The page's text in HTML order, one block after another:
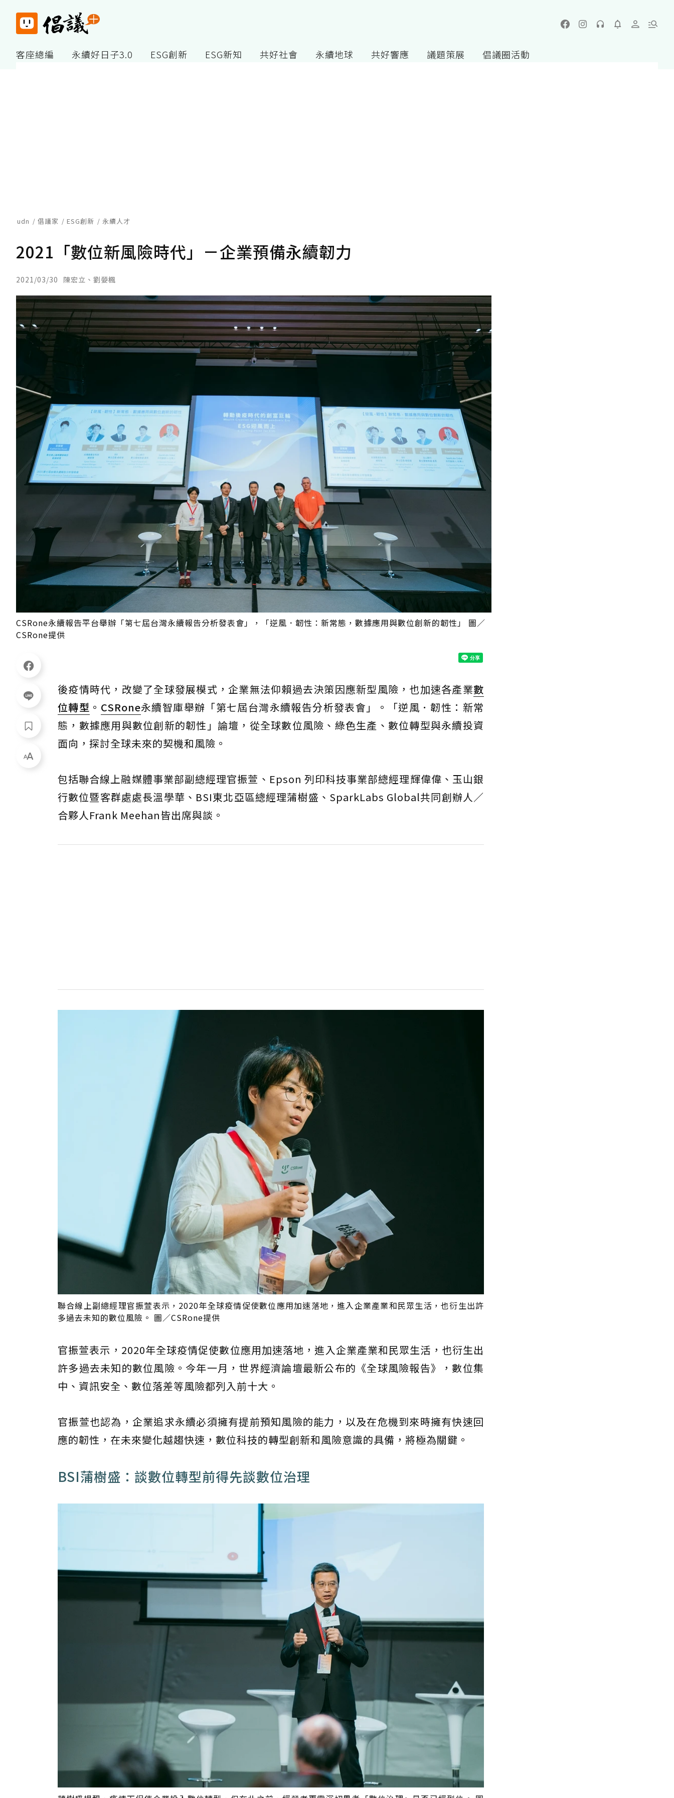
客座總編 永續好日子3.0 ESG創新 ESG新知 共好社會 永續地球 共好響應 議題策展 倡議圈活動
udn 倡議家 ESG創新 永續人才
2021「數位新風險時代」－企業預備永續韌力
2021/03/30 陳宏立、劉嫈楓
CSRone永續報告平台舉辦「第七屆台灣永續報告分析發表會」，「逆風．韌性：新常態，數據應用與數位創新的韌性」 圖／
CSRone提供
後疫情時代，改變了全球發展模式，企業無法仰賴過去決策因應新型風險，也加速各產業數
位轉型 。 CSRone永續智庫舉辦「第七屆台灣永續報告分析發表會」。「逆風．韌性：新常
態，數據應用與數位創新的韌性」論壇，從全球數位風險、綠色生產、數位轉型與永續投資
面向，探討全球未來的契機和風險。
包括聯合線上融媒體事業部副總經理官振萱、Epson 列印科技事業部總經理輝偉偉、玉山銀
行數位暨客群處處長溫學華、BSI東北亞區總經理蒲樹盛、SparkLabs Global共同創辦人／
合夥人Frank Meehan皆出席與談。
聯合線上副總經理官振萱表示，2020年全球疫情促使數位應用加速落地，進入企業產業和民眾生活，也衍生出許
多過去未知的數位風險。 圖／CSRone提供
官振萱表示，2020年全球疫情促使數位應用加速落地，進入企業產業和民眾生活，也衍生出
許多過去未知的數位風險。今年一月，世界經濟論壇最新公布的《全球風險報告》，數位集
中、資訊安全、數位落差等風險都列入前十大。
官振萱也認為，企業追求永續必須擁有提前預知風險的能力，以及在危機到來時擁有快速回
應的韌性，在未來變化越趨快速，數位科技的轉型創新和風險意識的具備，將極為關鍵。
BSI蒲樹盛：談數位轉型前得先談數位治理